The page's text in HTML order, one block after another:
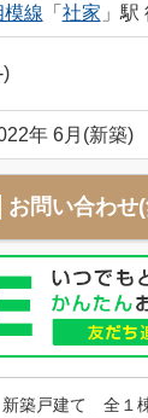
模線 「 社家 」駅
)
年 6月(新築)
お問い合わせ
築戸建て 全１